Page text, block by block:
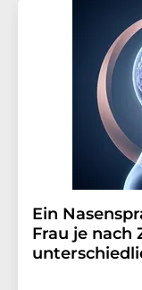
Ein
Frau je nach